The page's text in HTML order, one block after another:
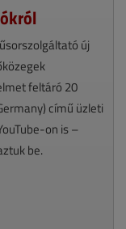
új
feltáró 20
című üzleti
on is –
be.